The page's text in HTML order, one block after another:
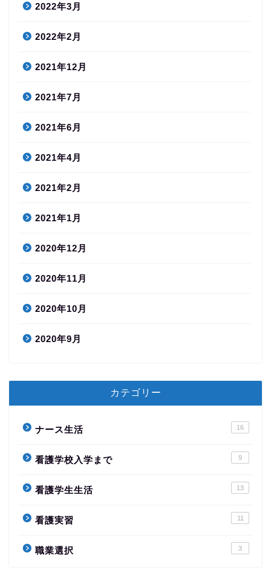
2022年3月
2022年2月
2021年12月
2021年7月
2021年6月
2021年4月
2021年2月
2021年1月
2020年12月
2020年11月
2020年10月
2020年9月
カテゴリー
ナース生活 16
看護学校入学まで 9
看護学生生活 13
看護実習 11
職業選択 3